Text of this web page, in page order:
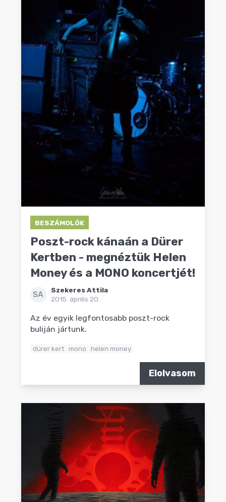
BESZÁMOLÓK
Poszt-rock kánaán a Dürer
Kertben - megnéztük Helen
Money és a MONO koncertjét!
SA
Szekeres Attila
2015. április 20.
Az év egyik legfontosabb poszt-rock
buliján jártunk.
dürer kert mono helen money
Elolvasom